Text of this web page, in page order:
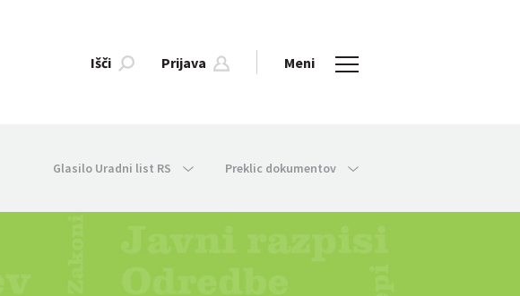
Išči Prijava Meni
Glasilo Uradni list RS Preklic dokumentov